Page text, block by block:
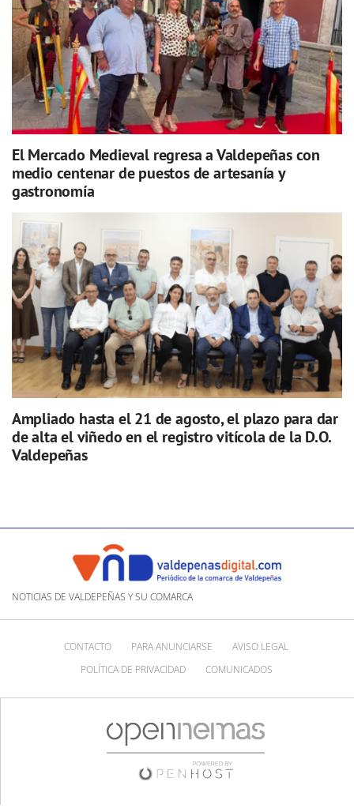
El Mercado Medieval regresa a Valdepeñas con
medio centenar de puestos de artesanía y
gastronomía
Ampliado hasta el 21 de agosto, el plazo para dar
de alta el viñedo en el registro vitícola de la D.O.
Valdepeñas
NOTICIAS DE VALDEPEÑAS Y SU COMARCA
CONTACTO PARA ANUNCIARSE
AVISO LEGAL
POLÍTICA DE PRIVACIDAD
COMUNICADOS